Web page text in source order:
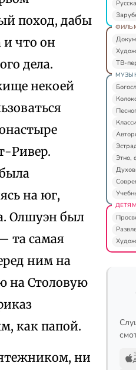
поход, дабы
и что он
дела.
некоей
Ривер.
на юг,
Олшуэн был
та самая
ним на
на Столовую
как папой.
ни
ТВ-
Этно,
ДЕТЯМ